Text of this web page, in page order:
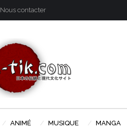
Nous contacter
ANIMÉ MUSIQUE MANGA